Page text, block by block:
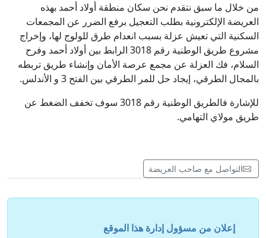
من خلال ما سبق نتقدم نحن سكان منطقة أولاد أحمد بهذه
العريضة الإلكترونية بطلب التعجيل برفع الضرر عن المجمعات
السكنية التي تعيش عزلة بسبب انعدام طرق للولوج لها، وإخراج
مشروع طريق الوطنية رقم 3018 الرابط بين أولاد أحمد وفرح
السلام، فك العزلة عن مجمع عرصة الأمان وإنشاء طريق تربطه
بالمجال الطرقي، إيجاد حل للمر الطرقي بين الفتح 3 و الأندلس.
للإشارة فالطريق الوطنية رقم 3018 سوف تخفف الضغط عن
طريق مولاي التهامي.
التواصل مع صاحب العريضة
إعلان من مسؤول إدارة هذا الموقع